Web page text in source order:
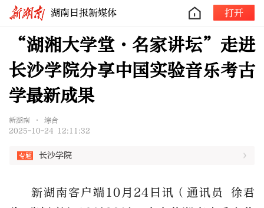
湖南日报新媒体 打开
“湖湘大学堂·名家讲坛”走进
长沙学院分享中国实验音乐考古
学最新成果
新湖南 • 综合
2025-10-24 12:11:32
长沙学院
新湖南客户端10月24日讯（ 通讯员 徐君